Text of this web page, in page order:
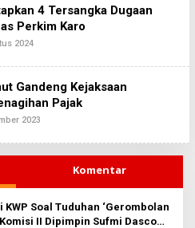
4 Tersangka Dugaan
Perkim Karo
2024Oleh
Gandeng Kejaksaan
Pajak
2023Oleh
Komentar
Soal Tuduhan ‘Gerombolan
II Dipimpin Sufmi Dasco